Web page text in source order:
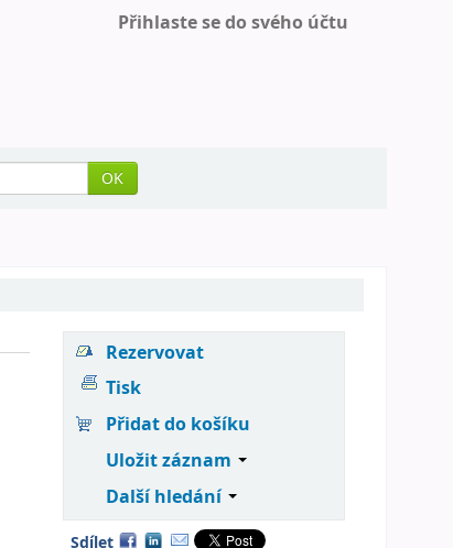
Přihlaste se do svého účtu
OK
Rezervovat
Tisk
Přidat do košíku
Uložit záznam
Další hledání
Sdílet